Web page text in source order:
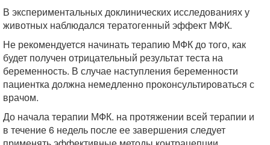
В экспериментальных доклинических исследованиях у
животных наблюдался тератогенный эффект МФК.
Не рекомендуется начинать терапию МФК до того, как
будет получен отрицательный результат теста на
беременность. В случае наступления беременности
пациентка должна немедленно проконсультироваться с
врачом.
До начала терапии МФК. на протяжении всей терапии и
в течение 6 недель после ее завершения следует